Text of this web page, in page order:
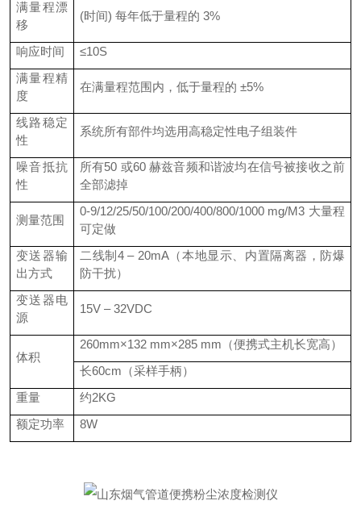
满量程漂
移
(时间) 每年低于量程的 3%
响应时间
≤10S
满量程精
度
在满量程范围内，低于量程的 ±5%
线路稳定
性
系统所有部件均选用高稳定性电子组装件
噪音抵抗
性
所有50 或60 赫兹音频和谐波均在信号被接收之前
全部滤掉
测量范围
0-9/12/25/50/100/200/400/800/1000 mg/M3 大量程
可定做
变送器输
出方式
二线制4 – 20mA（本地显示、内置隔离器，防爆
防干扰）
变送器电
源
15V – 32VDC
体积
260mm×132 mm×285 mm（便携式主机长宽高）
长60cm（采样手柄）
重量
约2KG
额定功率
8W